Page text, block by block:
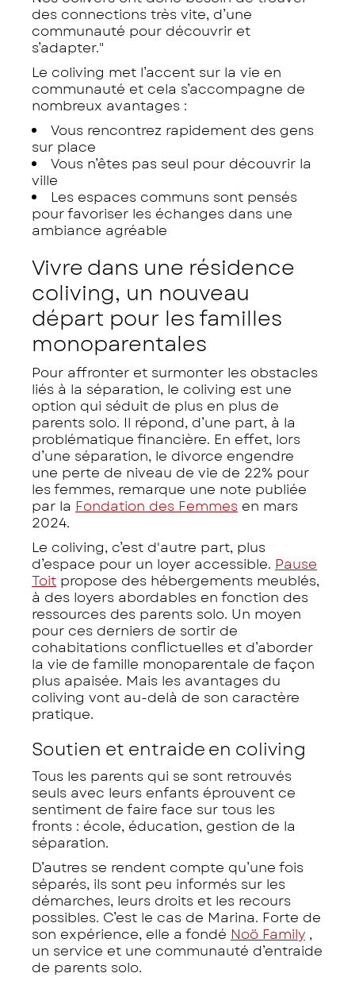
des connections très vite, d’une
communauté pour découvrir et
s’adapter."
Le coliving met l’accent sur la vie en
communauté et cela s’accompagne de
nombreux avantages :
Vous rencontrez rapidement des gens
sur place
Vous n’êtes pas seul pour découvrir la
ville
Les espaces communs sont pensés
pour favoriser les échanges dans une
ambiance agréable
Vivre dans une résidence
coliving, un nouveau
départ pour les familles
monoparentales
Pour affronter et surmonter les obstacles
liés à la séparation, le coliving est une
option qui séduit de plus en plus de
parents solo. Il répond, d’une part, à la
problématique financière. En effet, lors
d’une séparation, le divorce engendre
une perte de niveau de vie de 22% pour
les femmes, remarque une note publiée
par la Fondation des Femmes en mars
2024.
Le coliving, c’est d'autre part, plus
d’espace pour un loyer accessible. Pause
Toit propose des hébergements meublés,
à des loyers abordables en fonction des
ressources des parents solo. Un moyen
pour ces derniers de sortir de
cohabitations conflictuelles et d’aborder
la vie de famille monoparentale de façon
plus apaisée. Mais les avantages du
coliving vont au-delà de son caractère
pratique.
Soutien et entraide en coliving
Tous les parents qui se sont retrouvés
seuls avec leurs enfants éprouvent ce
sentiment de faire face sur tous les
fronts : école, éducation, gestion de la
séparation.
D’autres se rendent compte qu’une fois
séparés, ils sont peu informés sur les
démarches, leurs droits et les recours
possibles. C’est le cas de Marina. Forte de
son expérience, elle a fondé Noö Family ,
un service et une communauté d’entraide
de parents solo.